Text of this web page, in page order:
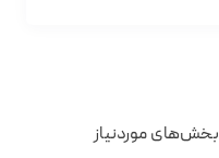
بخش‌های موردنیاز